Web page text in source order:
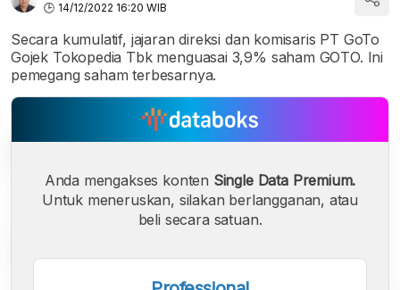
14/12/2022 16:20 WIB
Secara kumulatif, jajaran direksi dan komisaris PT GoTo
Gojek Tokopedia Tbk menguasai 3,9% saham GOTO. Ini
pemegang saham terbesarnya.
Anda mengakses konten Single Data Premium.
Untuk meneruskan, silakan berlangganan, atau
beli secara satuan.